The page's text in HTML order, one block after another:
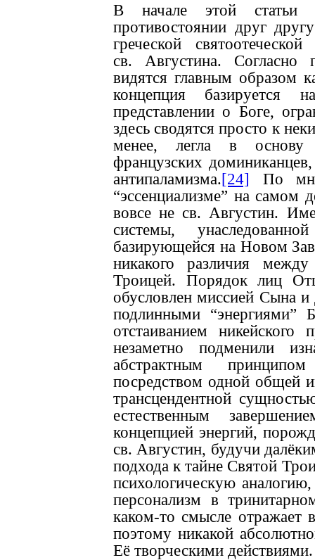
В начале этой статьи
противостоянии друг
греческой
св. Августина. Согласно
видятся главным образом
концепция базируется
представлении о Боге,
здесь сводятся просто к
менее, легла в основу
французских
антипаламизма.[24] По
“эссенциализме” на самом
вовсе не св. Августин.
системы,
базирующейся на Новом
никакого различия
Троицей. Порядок лиц
обусловлен миссией Сына
подлинными “энергиями”
отстаиванием
незаметно подменили
абстрактным
посредством одной общей
трансцендентной
естественным
концепцией энергий,
св. Августин, будучи
подхода к тайне Святой
психологическую
персонализм в
каком-то смысле отражает
поэтому никакой
Её творческими действиями.